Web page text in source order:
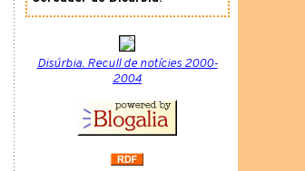
Disúrbia. Recull de notícies 2000-
2004